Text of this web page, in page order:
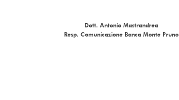
Dott. Antonio Mastrandrea
Resp. Comunicazione Banca Monte Pruno